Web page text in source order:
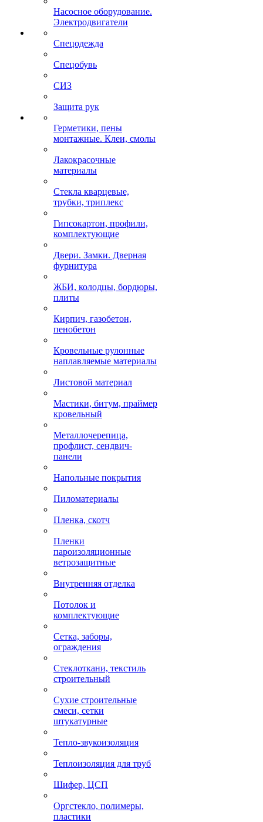
Насосное оборудование.
Электродвигатели
Спецодежда
Спецобувь
СИЗ
Защита рук
Герметики, пены
монтажные. Клеи, смолы
Лакокрасочные
материалы
Стекла кварцевые,
трубки, триплекс
Гипсокартон, профили,
комплектующие
Двери. Замки. Дверная
фурнитура
ЖБИ, колодцы, бордюры,
плиты
Кирпич, газобетон,
пенобетон
Кровельные рулонные
наплавляемые материалы
Листовой материал
Мастики, битум, праймер
кровельный
Металлочерепица,
профлист, сендвич-
панели
Напольные покрытия
Пиломатериалы
Пленка, скотч
Пленки
пароизоляционные
ветрозащитные
Внутренняя отделка
Потолок и
комплектующие
Сетка, заборы,
ограждения
Стеклоткани, текстиль
строительный
Сухие строительные
смеси, сетки
штукатурные
Тепло-звукоизоляция
Теплоизоляция для труб
Шифер, ЦСП
Оргстекло, полимеры,
пластики